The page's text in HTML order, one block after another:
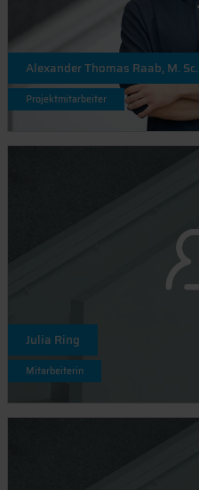
Alexander Thomas Raab, M. Sc.
Projektmitarbeiter
Julia Ring
Mitarbeiterin